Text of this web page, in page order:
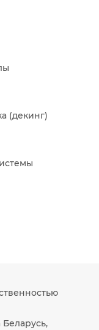
(декинг)